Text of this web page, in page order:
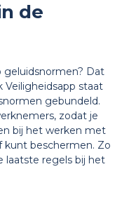
de
Dat
Veiligheidsapp staat
gebundeld.
zodat je
bij het werken met
kunt beschermen. Zo
laatste regels bij het